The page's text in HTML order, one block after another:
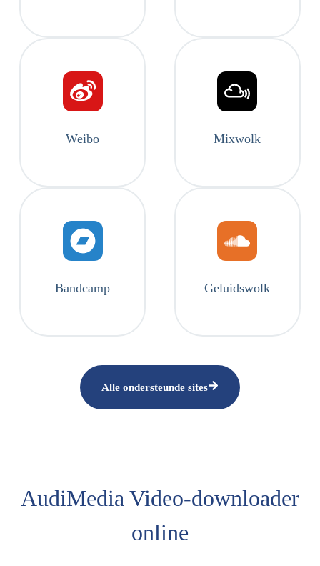
Weibo Mixwolk
Bandcamp Geluidswolk
Alle ondersteunde sites
AudiMedia Video-downloader
online